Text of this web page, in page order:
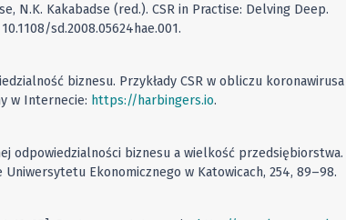
N.K. Kakabadse (red.). CSR in Practise: Delving Deep.
sd.2008.05624hae.001.
biznesu. Przykłady CSR w obliczu koronawirusa
w Internecie: https://harbingers.io.
odpowiedzialności biznesu a wielkość przedsiębiorstwa.
Ekonomicznego w Katowicach, 254, 89–98.